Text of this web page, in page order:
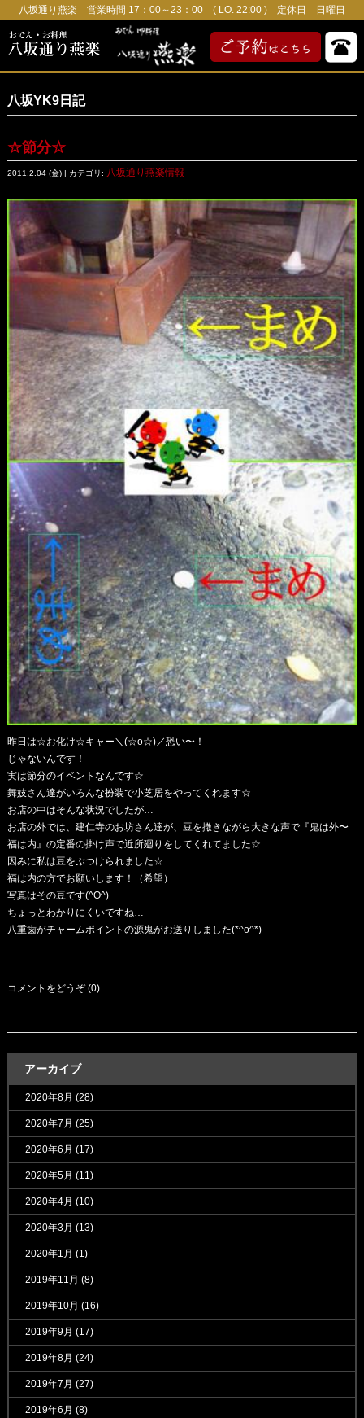
八坂通り燕楽 営業時間 17：00～23：00 ( LO. 22:00 ) 定休日 日曜日
八坂YK9日記
☆節分☆
2011.2.04 (金) | カテゴリ: 八坂通り燕楽情報
昨日は☆お化け☆キャー＼(☆o☆)／恐い〜！
じゃないんです！
実は節分のイベントなんです☆
舞妓さん達がいろんな扮装で小芝居をやってくれます☆
お店の中はそんな状況でしたが…
お店の外では、建仁寺のお坊さん達が、豆を撒きながら大きな声で『鬼は外〜
福は内』の定番の掛け声で近所廻りをしてくれてました☆
因みに私は豆をぶつけられました☆
福は内の方でお願いします！（希望）
写真はその豆です(^O^)
ちょっとわかりにくいですね…
八重歯がチャームポイントの源鬼がお送りしました(*^o^*)
コメントをどうぞ (0)
アーカイブ
2020年8月 (28)
2020年7月 (25)
2020年6月 (17)
2020年5月 (11)
2020年4月 (10)
2020年3月 (13)
2020年1月 (1)
2019年11月 (8)
2019年10月 (16)
2019年9月 (17)
2019年8月 (24)
2019年7月 (27)
2019年6月 (8)